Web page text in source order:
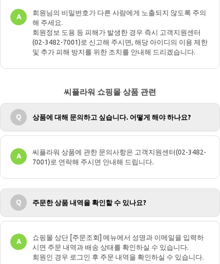
회원님의 비밀번호가 다른 사람에게 노출되지 않도록 주의
해 주세요.
회원정보 도용 등 피해가 발생한 경우 즉시 고객지원센터
(02-3482-7001)로 신고해 주시면, 해당 아이디의 이용 제한
및 추가 피해 방지를 위한 조치를 안내해 드리겠습니다.
씨플라워 쇼핑몰 상품 관련
상품에 대해 문의하고 싶습니다. 어떻게 해야 하나요?
씨플라워 상품에 관한 문의사항은 고객지원센터(02-3482-
7001)로 연락해 주시면 안내해 드립니다.
주문한 상품 내역을 확인할 수 있나요?
쇼핑몰 상단 [주문조회] 메뉴에서 성명과 이메일을 입력하
시면 주문 내역과 배송 상태를 확인하실 수 있습니다.
회원인 경우 로그인 후 주문 내역을 확인하실 수 있습니다.